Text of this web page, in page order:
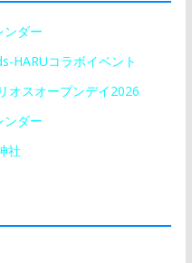
ンダー
HARUコラボイベント
スオープンデイ2026
ンダー
社